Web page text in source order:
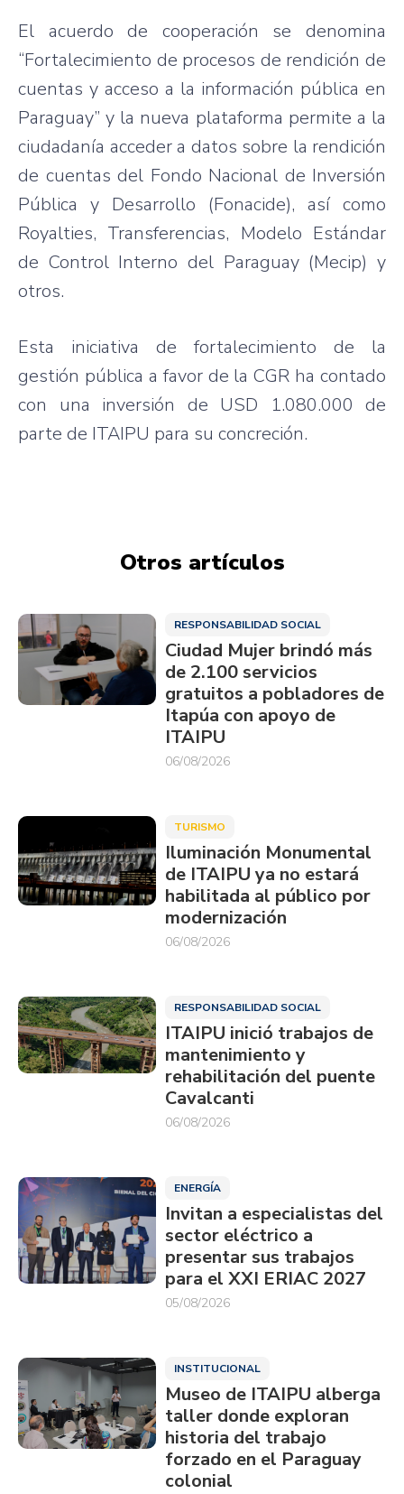
El acuerdo de cooperación se denomina
“Fortalecimiento de procesos de rendición de
cuentas y acceso a la información pública en
Paraguay” y la nueva plataforma permite a la
ciudadanía acceder a datos sobre la rendición
de cuentas del Fondo Nacional de Inversión
Pública y Desarrollo (Fonacide), así como
Royalties, Transferencias, Modelo Estándar
de Control Interno del Paraguay (Mecip) y
otros.
Esta iniciativa de fortalecimiento de la
gestión pública a favor de la CGR ha contado
con una inversión de USD 1.080.000 de
parte de ITAIPU para su concreción.
Otros artículos
RESPONSABILIDAD SOCIAL
Ciudad Mujer brindó más
de 2.100 servicios
gratuitos a pobladores de
Itapúa con apoyo de
ITAIPU
06/08/2026
TURISMO
Iluminación Monumental
de ITAIPU ya no estará
habilitada al público por
modernización
06/08/2026
RESPONSABILIDAD SOCIAL
ITAIPU inició trabajos de
mantenimiento y
rehabilitación del puente
Cavalcanti
06/08/2026
ENERGÍA
Invitan a especialistas del
sector eléctrico a
presentar sus trabajos
para el XXI ERIAC 2027
05/08/2026
INSTITUCIONAL
Museo de ITAIPU alberga
taller donde exploran
historia del trabajo
forzado en el Paraguay
colonial